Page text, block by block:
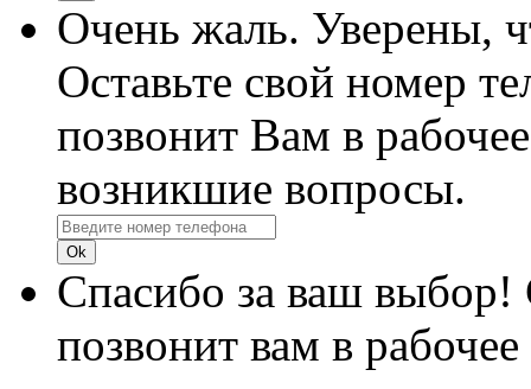
Очень жаль. Уверены,
Оставьте свой номер
позвонит Вам в
возникшие вопросы.
Спасибо за ваш
позвонит вам в